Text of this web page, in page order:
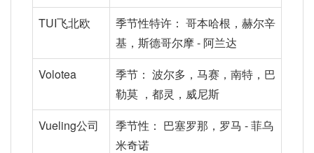
TUI飞北欧
季节性特许： 哥本哈根，赫尔辛
基，斯德哥尔摩 - 阿兰达
Volotea
季节： 波尔多，马赛，南特，巴
勒莫 ，都灵，威尼斯
Vueling公司
季节性： 巴塞罗那，罗马 - 菲乌
米奇诺